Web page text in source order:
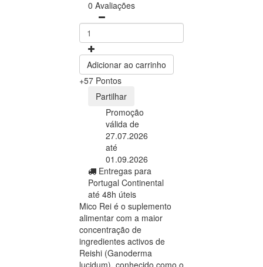
0 Avaliações
Adicionar ao carrinho
+57 Pontos
Partilhar
Promoção
válida de
27.07.2026
até
01.09.2026
Entregas para
Portugal Continental
até 48h úteis
Mico Rei é o suplemento
alimentar com a maior
concentração de
ingredientes activos de
Reishi (Ganoderma
lucidum), conhecido como o